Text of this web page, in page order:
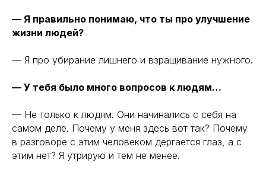
— Я правильно понимаю, что ты про улучшение
жизни людей?
— Я про убирание лишнего и взращивание нужного.
— У тебя было много вопросов к людям…
— Не только к людям. Они начинались с себя на
самом деле. Почему у меня здесь вот так? Почему
в разговоре с этим человеком дергается глаз, а с
этим нет? Я утрирую и тем не менее.